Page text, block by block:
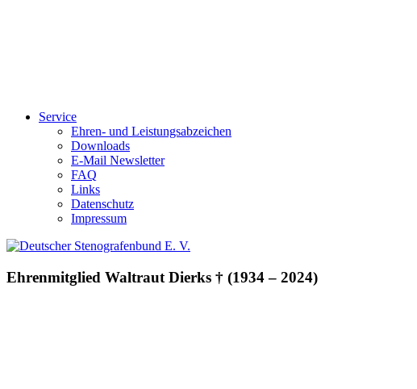
Service
Ehren- und Leistungsabzeichen
Downloads
E-Mail Newsletter
FAQ
Links
Datenschutz
Impressum
Ehrenmitglied Waltraut Dierks † (1934 – 2024)